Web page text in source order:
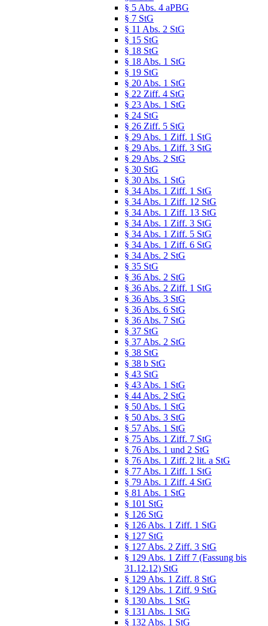
§ 5 Abs. 4 aPBG
§ 7 StG
§ 11 Abs. 2 StG
§ 15 StG
§ 18 StG
§ 18 Abs. 1 StG
§ 19 StG
§ 20 Abs. 1 StG
§ 22 Ziff. 4 StG
§ 23 Abs. 1 StG
§ 24 StG
§ 26 Ziff. 5 StG
§ 29 Abs. 1 Ziff. 1 StG
§ 29 Abs. 1 Ziff. 3 StG
§ 29 Abs. 2 StG
§ 30 StG
§ 30 Abs. 1 StG
§ 34 Abs. 1 Ziff. 1 StG
§ 34 Abs. 1 Ziff. 12 StG
§ 34 Abs. 1 Ziff. 13 StG
§ 34 Abs. 1 Ziff. 3 StG
§ 34 Abs. 1 Ziff. 5 StG
§ 34 Abs. 1 Ziff. 6 StG
§ 34 Abs. 2 StG
§ 35 StG
§ 36 Abs. 2 StG
§ 36 Abs. 2 Ziff. 1 StG
§ 36 Abs. 3 StG
§ 36 Abs. 6 StG
§ 36 Abs. 7 StG
§ 37 StG
§ 37 Abs. 2 StG
§ 38 StG
§ 38 b StG
§ 43 StG
§ 43 Abs. 1 StG
§ 44 Abs. 2 StG
§ 50 Abs. 1 StG
§ 50 Abs. 3 StG
§ 57 Abs. 1 StG
§ 75 Abs. 1 Ziff. 7 StG
§ 76 Abs. 1 und 2 StG
§ 76 Abs. 1 Ziff. 2 lit. a StG
§ 77 Abs. 1 Ziff. 1 StG
§ 79 Abs. 1 Ziff. 4 StG
§ 81 Abs. 1 StG
§ 101 StG
§ 126 StG
§ 126 Abs. 1 Ziff. 1 StG
§ 127 StG
§ 127 Abs. 2 Ziff. 3 StG
§ 129 Abs. 1 Ziff 7 (Fassung bis
31.12.12) StG
§ 129 Abs. 1 Ziff. 8 StG
§ 129 Abs. 1 Ziff. 9 StG
§ 130 Abs. 1 StG
§ 131 Abs. 1 StG
§ 132 Abs. 1 StG